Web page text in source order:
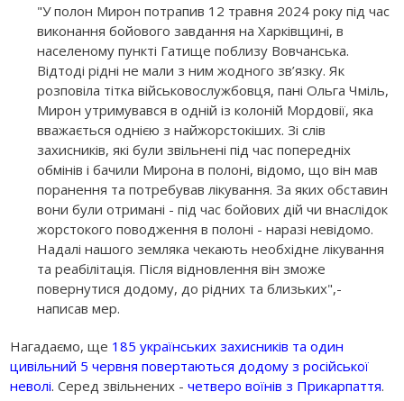
"У полон Мирон потрапив 12 травня 2024 року під час
виконання бойового завдання на Харківщині, в
населеному пункті Гатище поблизу Вовчанська.
Відтоді рідні не мали з ним жодного зв’язку. Як
розповіла тітка військовослужбовця, пані Ольга Чміль,
Мирон утримувався в одній із колоній Мордовії, яка
вважається однією з найжорстокіших. Зі слів
захисників, які були звільнені під час попередніх
обмінів і бачили Мирона в полоні, відомо, що він мав
поранення та потребував лікування. За яких обставин
вони були отримані - під час бойових дій чи внаслідок
жорстокого поводження в полоні - наразі невідомо.
Надалі нашого земляка чекають необхідне лікування
та реабілітація. Після відновлення він зможе
повернутися додому, до рідних та близьких",-
написав мер.
Нагадаємо, ще 185 українських захисників та один
цивільний 5 червня повертаються додому з російської
неволі. Серед звільнених -четверо воїнів з Прикарпаття.